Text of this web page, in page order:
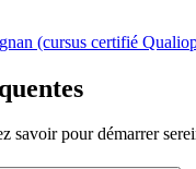
(cursus certifié
savoir pour démarrer